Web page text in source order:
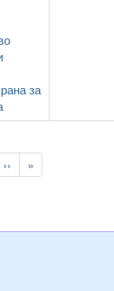
за
Следна
страна
››
Last
page
»